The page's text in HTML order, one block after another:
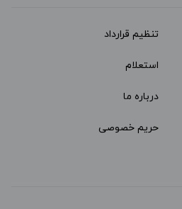
تنظیم قرارداد
استعلام
درباره ما
حریم خصوصی